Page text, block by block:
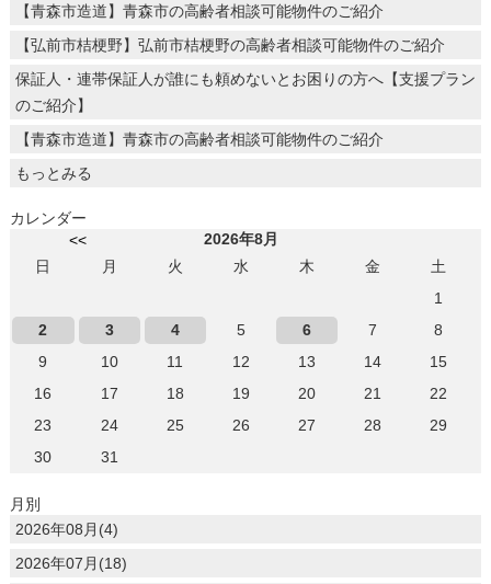
【青森市造道】青森市の高齢者相談可能物件のご紹介
【弘前市桔梗野】弘前市桔梗野の高齢者相談可能物件のご紹介
保証人・連帯保証人が誰にも頼めないとお困りの方へ【支援プラン
のご紹介】
【青森市造道】青森市の高齢者相談可能物件のご紹介
もっとみる
カレンダー
<<
2026年8月
日
月 火 水 木 金
土
1
2
3 4 5 6 7
8
9
10 11 12 13 14
15
16
17 18 19 20 21
22
23
24 25 26 27 28
29
30
31
月別
2026年08月(4)
2026年07月(18)